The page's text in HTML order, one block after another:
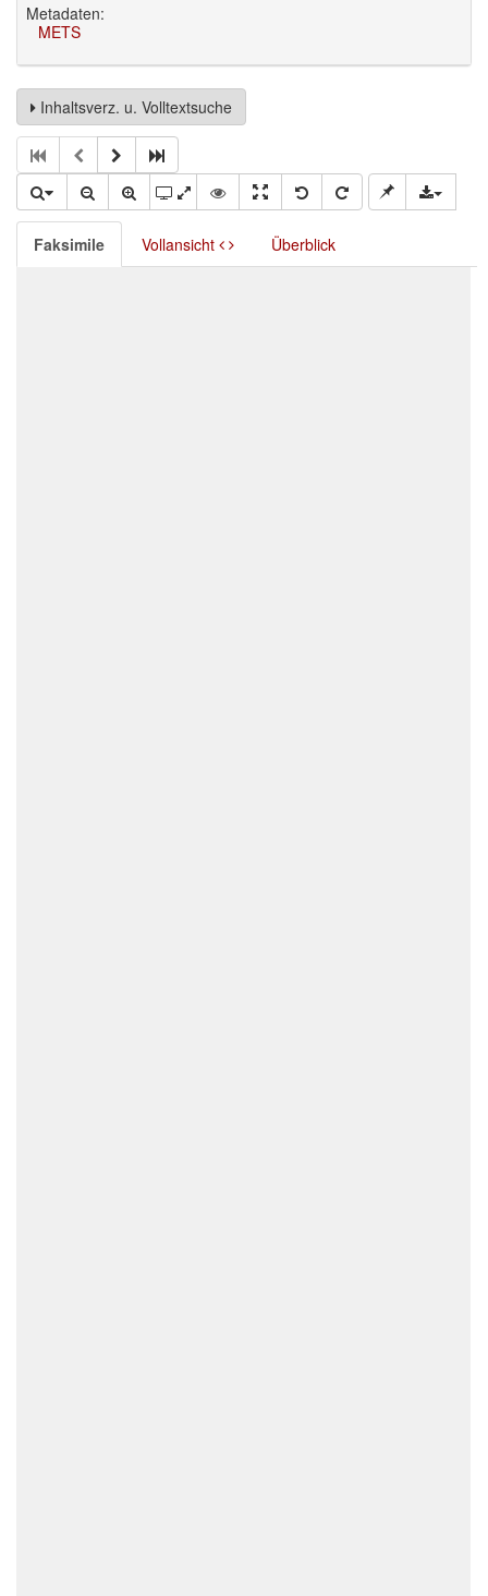
Metadaten:
METS
Inhaltsverz. u. Volltextsuche
Faksimile Vollansicht Überblick